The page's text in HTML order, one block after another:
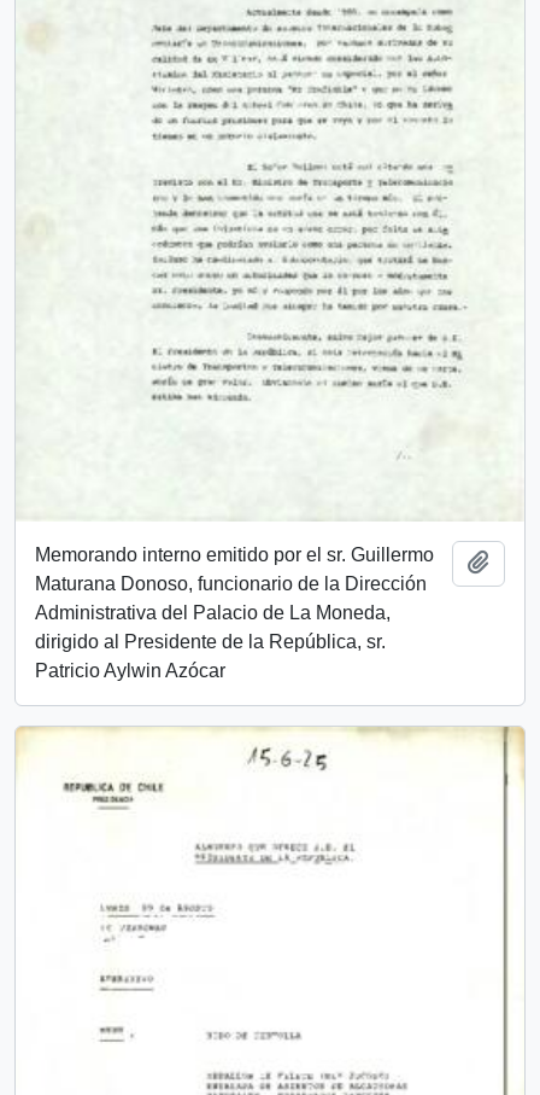
Memorando interno emitido por el sr. Guillermo
Maturana Donoso, funcionario de la Dirección
Administrativa del Palacio de La Moneda,
dirigido al Presidente de la República, sr.
Patricio Aylwin Azócar